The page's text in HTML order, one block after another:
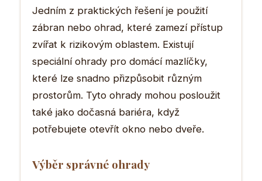
Jedním z praktických řešení je použití
zábran nebo ohrad, které zamezí přístup
zvířat k rizikovým oblastem. Existují
speciální ohrady pro domácí mazlíčky,
které lze snadno přizpůsobit různým
prostorům. Tyto ohrady mohou posloužit
také jako dočasná bariéra, když
potřebujete otevřít okno nebo dveře.
Výběr správné ohrady